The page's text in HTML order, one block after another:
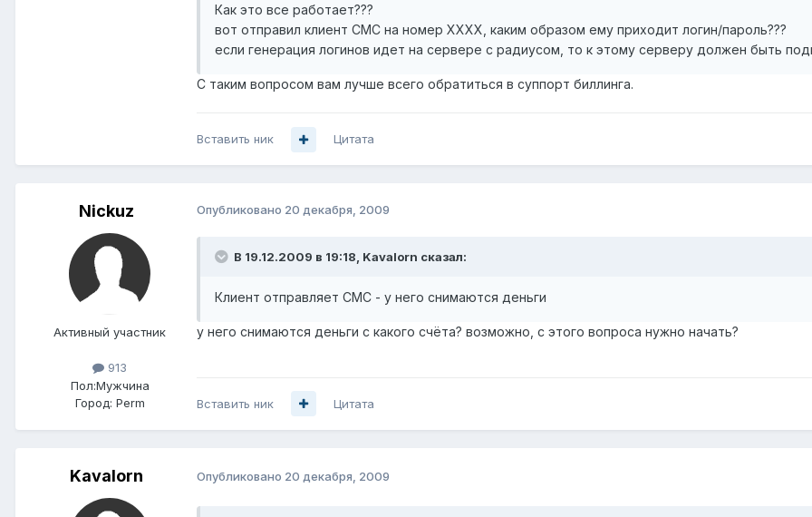
Как это все работает???
вот отправил клиент СМС на номер ХХХХ, каким образом ему приходит логин/пароль???
если генерация логинов идет на сервере с радиусом, то к этому серверу должен быть
С таким вопросом вам лучше всего обратиться в суппорт биллинга.
Вставить ник Цитата
Nickuz
Активный участник
913
Пол:Мужчина
Город: Perm
Опубликовано 20 декабря, 2009
В 19.12.2009 в 19:18, Kavalorn сказал:
Клиент отправляет СМС - у него снимаются деньги
у него снимаются деньги с какого счёта? возможно, с этого вопроса нужно начать?
Вставить ник Цитата
Kavalorn Опубликовано 20 декабря, 2009